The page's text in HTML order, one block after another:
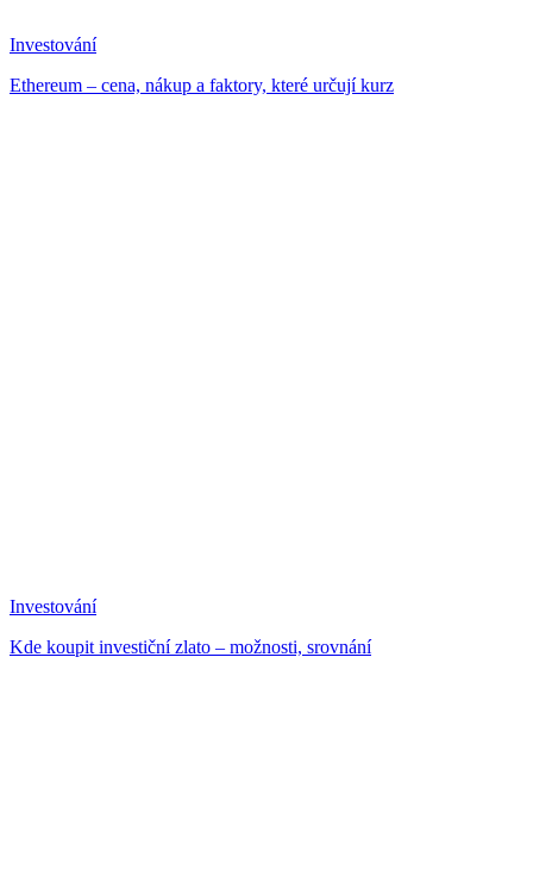
Investování
Ethereum – cena, nákup a faktory, které určují kurz
Investování
Kde koupit investiční zlato – možnosti, srovnání